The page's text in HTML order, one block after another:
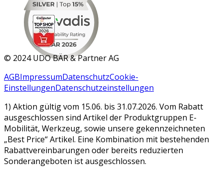
MAR 2026
© 2024 UDO BÄR & Partner AG
AGBImpressumDatenschutzCookie-
EinstellungenDatenschutzeinstellungen
1) Aktion gültig vom 15.06. bis 31.07.2026. Vom Rabatt
ausgeschlossen sind Artikel der Produktgruppen E-
Mobilität, Werkzeug, sowie unsere gekennzeichneten
„Best Price“ Artikel. Eine Kombination mit bestehenden
Rabattvereinbarungen oder bereits reduzierten
Sonderangeboten ist ausgeschlossen.